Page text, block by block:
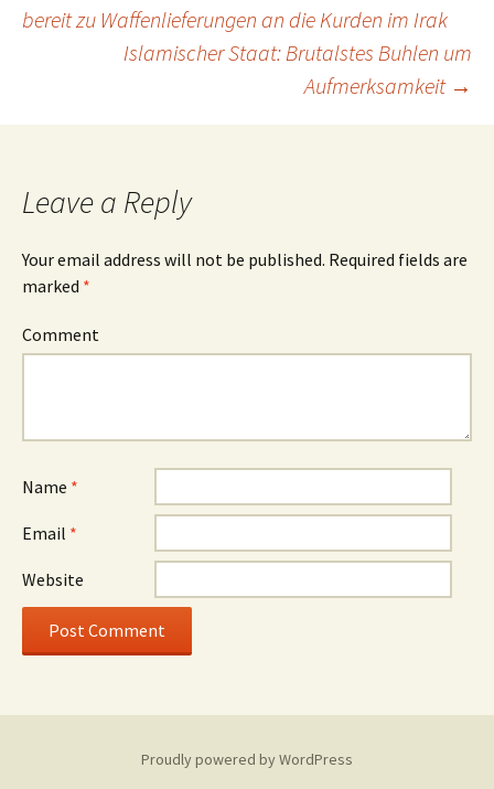
Post
navigation
bereit zu Waffenlieferungen an die Kurden im Irak
Islamischer Staat: Brutalstes Buhlen um
Aufmerksamkeit →
Leave a Reply
Your email address will not be published. Required fields are
marked *
Comment
Name *
Email *
Website
Proudly powered by WordPress